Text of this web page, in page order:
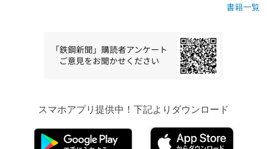
書籍一覧
スマホアプリ提供中！下記よりダウンロード